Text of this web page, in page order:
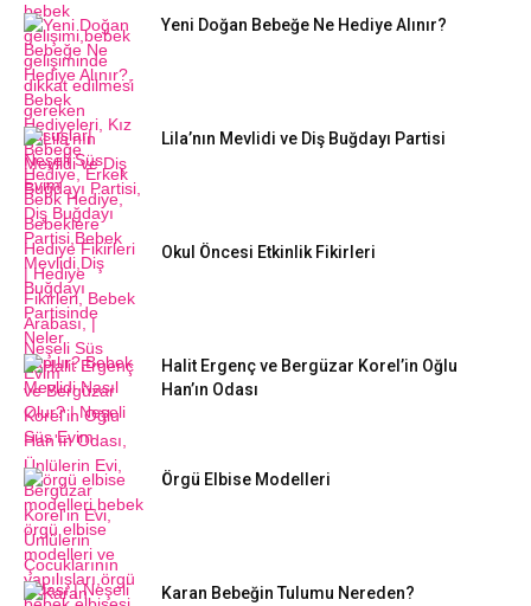
Yeni Doğan Bebeğe Ne Hediye Alınır?
Lila’nın Mevlidi ve Diş Buğdayı Partisi
Okul Öncesi Etkinlik Fikirleri
Halit Ergenç ve Bergüzar Korel’in Oğlu
Han’ın Odası
Örgü Elbise Modelleri
Karan Bebeğin Tulumu Nereden?